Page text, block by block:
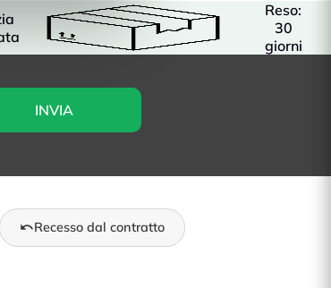
Reso:
30
giorni
Recesso dal contratto